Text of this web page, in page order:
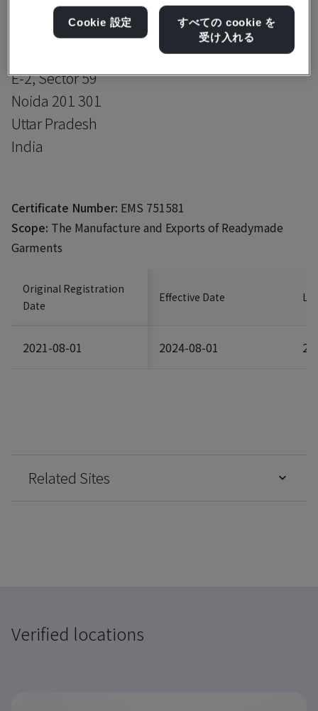
Radnik Exports Global
E-2, Sector 59
Noida 201 301
Uttar Pradesh
India
Certificate Number: EMS 751581
Scope: The Manufacture and Exports of Readymade
Garments
Original Registration
Date
Effective Date
2021-08-01 2024-08-01
Related Sites
Verified locations
Cookie 設定
すべての cookie を
受け入れる